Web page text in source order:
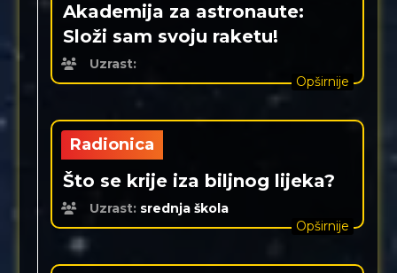
Akademija za astronaute:
Složi sam svoju raketu!
Uzrast:
Opširnije
Radionica
Što se krije iza biljnog lijeka?
Uzrast: srednja škola
Opširnije